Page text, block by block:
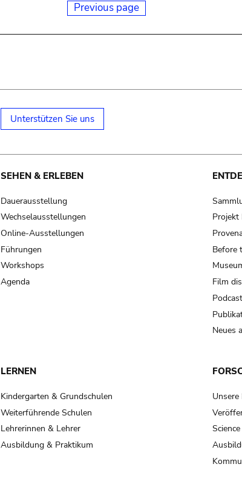
Previous page
Unterstützen Sie uns
SEHEN & ERLEBEN
Dauerausstellung
Wechselausstellungen
Online-Ausstellungen
Führungen
Workshops
Agenda
Projekt
Before
Film
Neues
LERNEN
Kindergarten & Grundschulen
Weiterführende Schulen
Lehrerinnen & Lehrer
Ausbildung & Praktikum